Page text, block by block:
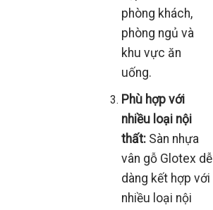
phòng khách,
phòng ngủ và
khu vực ăn
uống.
Phù hợp với
nhiều loại nội
thất: Sàn nhựa
vân gỗ Glotex dễ
dàng kết hợp với
nhiều loại nội